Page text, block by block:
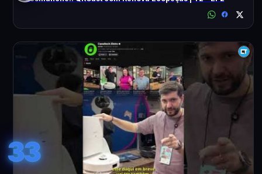
33